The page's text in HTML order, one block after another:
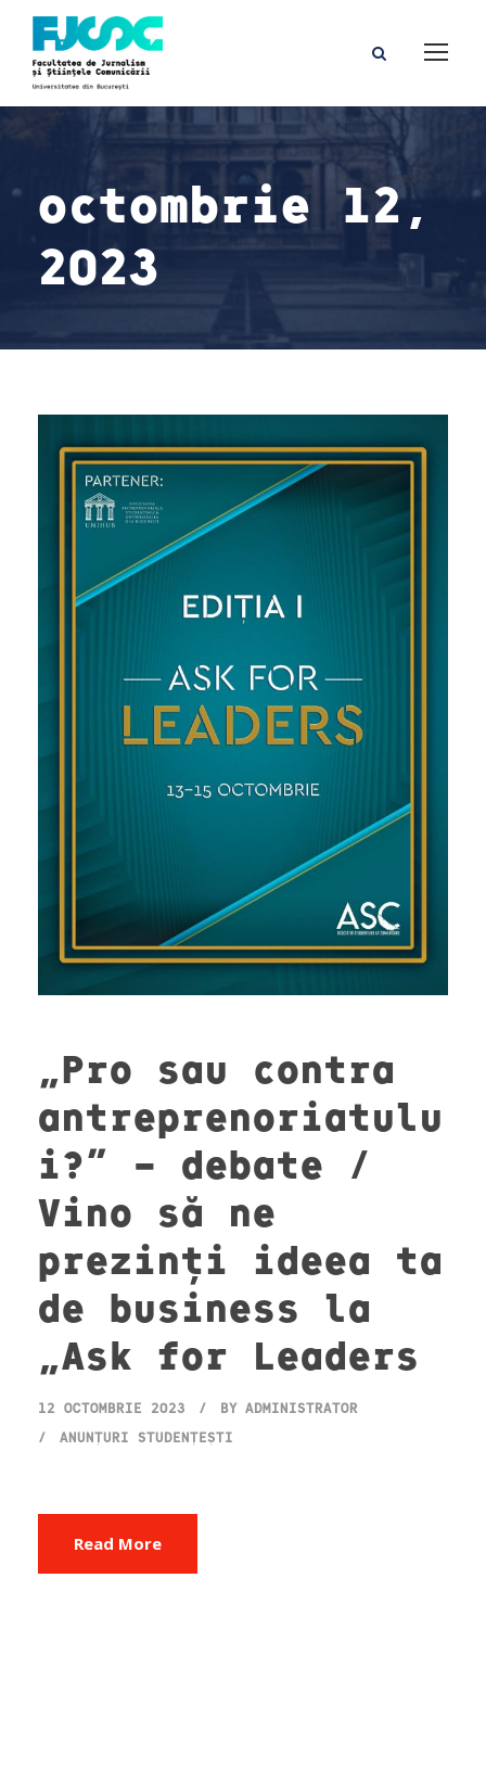
octombrie 12,
2023
„Pro sau contra
antreprenoriatulu
i?” – debate /
Vino să ne
prezinți ideea ta
de business la
„Ask for Leaders
12 OCTOMBRIE 2023 BY ADMINISTRATOR
ANUNȚURI STUDENȚEȘTI
Read More